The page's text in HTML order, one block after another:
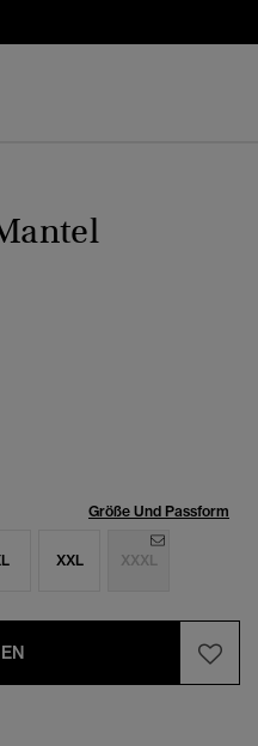
Größe Und Passform
XXL XXXL